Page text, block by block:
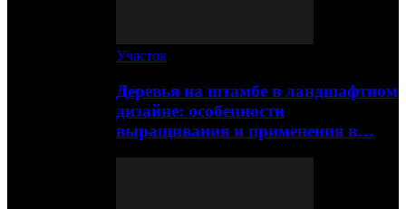
Участок
Деревья на штамбе в ландшафтном
дизайне: особенности
выращивания и применения в…